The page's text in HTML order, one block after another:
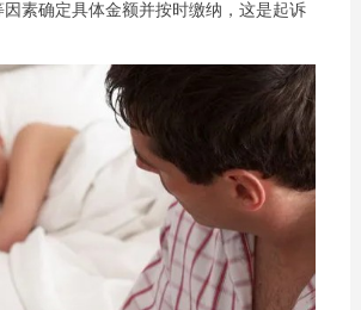
素确定具体金额并按时缴纳，这是起诉